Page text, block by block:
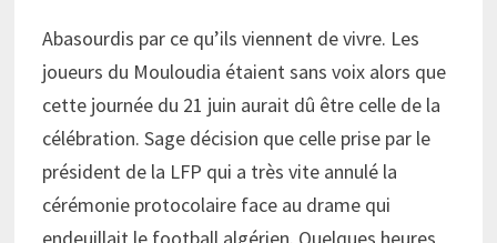
Abasourdis par ce qu’ils viennent de vivre. Les
joueurs du Mouloudia étaient sans voix alors que
cette journée du 21 juin aurait dû être celle de la
célébration. Sage décision que celle prise par le
président de la LFP qui a très vite annulé la
cérémonie protocolaire face au drame qui
endeuillait le football algérien. Quelques heures